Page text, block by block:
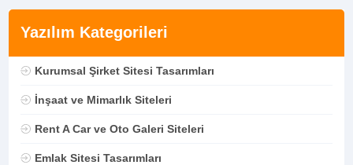
Yazılım Kategorileri
Kurumsal Şirket Sitesi Tasarımları
İnşaat ve Mimarlık Siteleri
Rent A Car ve Oto Galeri Siteleri
Emlak Sitesi Tasarımları